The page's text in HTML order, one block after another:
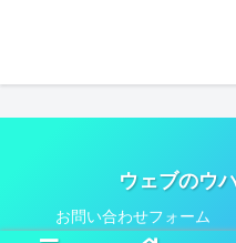
ウェブのウ
お問い合わせフォーム